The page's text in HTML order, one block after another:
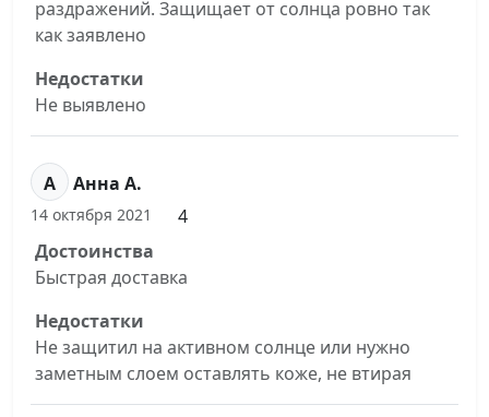
раздражений. Защищает от солнца ровно так
как заявлено
Недостатки
Не выявлено
А Анна А.
14 октября 2021
4
Достоинства
Быстрая доставка
Недостатки
Не защитил на активном солнце или нужно
заметным слоем оставлять коже, не втирая